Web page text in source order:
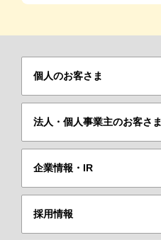
個人のお客さま
法人・個人事業主のお客さま
企業情報・IR
採用情報